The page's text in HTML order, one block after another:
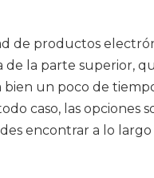
productos
de la parte
un poco de
caso, las opciones
encontrar a lo